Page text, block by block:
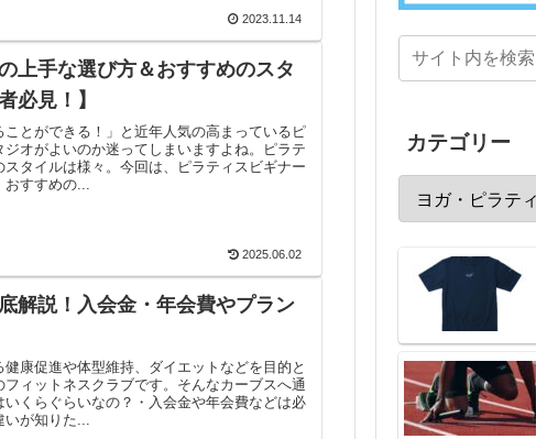
2023.11.14
上手な選び方＆おすすめのスタ
必見！】
ことができる！」と近年人気の高まっているピ
オがよいのか迷ってしまいますよね。ピラテ
スタイルは様々。今回は、ピラティスビギナー
おすすめの...
2025.06.02
解説！入会金・年会費やプラン
康促進や体型維持、ダイエットなどを目的と
ィットネスクラブです。そんなカーブスへ通
くらぐらいなの？・入会金や年会費などは必
が知りた...
カテゴリー